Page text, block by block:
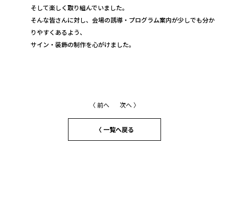
そして楽しく取り組んでいました。
そんな皆さんに対し、会場の誘導・プログラム案内が少しでも分か
りやすくあるよう、
サイン・装飾の制作を心がけました。
〈 前へ 次へ 〉
〈 一覧へ戻る